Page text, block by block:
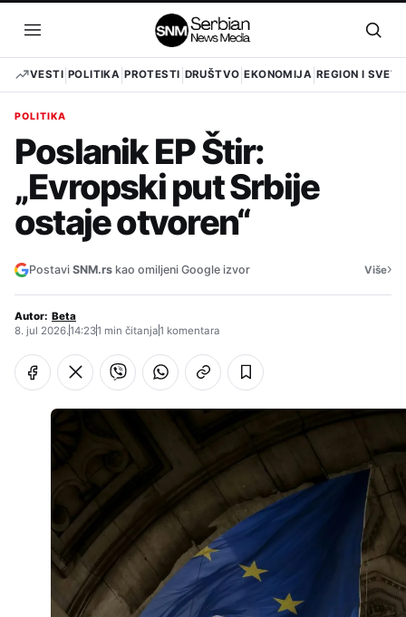
sadržaj
Otvori
meni
VESTI POLITIKA PROTESTI DRUŠTVO EKONOMIJA REGION I SVET
POLITIKA
Poslanik EP Štir:
„Evropski put Srbije
ostaje otvoren“
Postavi SNM.rs kao omiljeni Google izvor Više›
Autor: Beta
8. jul 2026.14:231 min čitanja1 komentara